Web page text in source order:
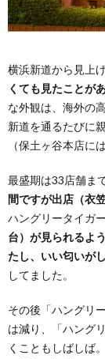
横浜新道から見上
くても見たことが
な外観は、海外の
新道を通るたびに
（保土ヶ谷本店に
最盛期は33店舗ま
間ですが出店（衣
ハングリータイガ
台）が見られるよ
たし、いい匂いが
してました。
その後「ハングリ
は減り、「ハング
くこともしばしば